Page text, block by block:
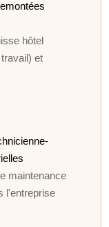
hôtel
et
maintenance
l'entreprise